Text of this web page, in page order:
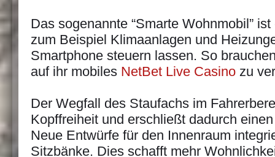
Das sogenannte “Smarte Wohnmobil”
zum Beispiel Klimaanlagen und
Smartphone steuern lassen. So
auf ihr mobiles NetBet Live Casino zu
Der Wegfall des Staufachs im
Kopffreiheit und erschließt dadurch
Neue Entwürfe für den Innenraum
Sitzbänke. Dies schafft mehr